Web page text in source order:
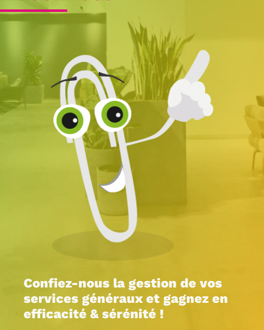
Confiez-nous la gestion de vos
services généraux et gagnez en
efficacité & sérénité !